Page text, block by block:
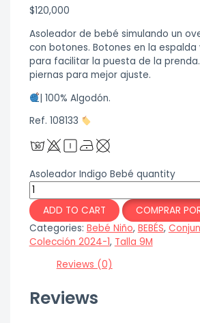
$120,000
Asoleador de bebé simulando un
con botones. Botones en la
para facilitar la puesta de la
piernas para mejor ajuste.
| 100% Algodón.
Ref. 108133
Asoleador Indigo Bebé quantity
ADD TO CART
COMPRAR
Categories: Bebé Niño, BEBÉS,
Colección 2024-1, Talla 9M
Reviews (0)
Reviews